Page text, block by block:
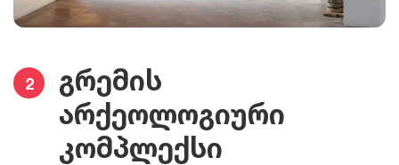
2
გრემის
არქეოლოგიური
კომპლექსი